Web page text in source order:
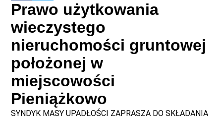
Prawo użytkowania
wieczystego
nieruchomości gruntowej
położonej w
miejscowości
Pieniążkowo
SYNDYK MASY UPADŁOŚCI ZAPRASZA DO SKŁADANIA